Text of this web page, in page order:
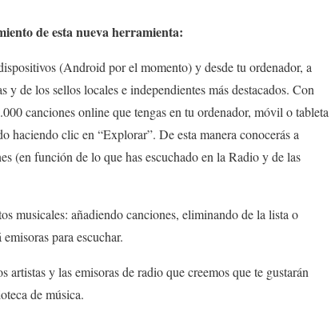
de esta nueva herramienta:
(Android por el momento) y desde tu ordenador, a
de los sellos locales e independientes más destacados. Con
canciones online que tengas en tu ordenador, móvil o tableta
clic en “Explorar”. De esta manera conocerás a
(en función de lo que has escuchado en la Radio y de las
musicales: añadiendo canciones, eliminando de la lista o
para escuchar.
y las emisoras de radio que creemos que te gustarán
de música.